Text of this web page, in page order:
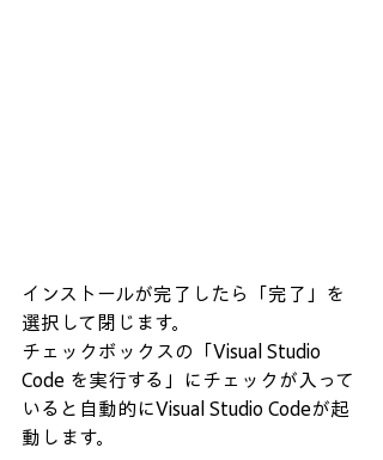
インストールが完了したら「完了」を
選択して閉じます。
チェックボックスの「Visual Studio
Code を実行する」にチェックが入って
いると自動的にVisual Studio Codeが起
動します。